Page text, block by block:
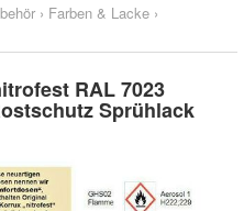
› Farben & Lacke ›
RAL 7023
Sprühlack